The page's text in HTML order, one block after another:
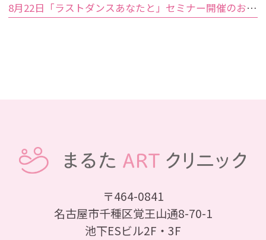
8月22日「ラストダンスあなたと」セミナー開催のお知らせ
〒464-0841
名古屋市千種区覚王山通8-70-1
池下ESビル2F・3F